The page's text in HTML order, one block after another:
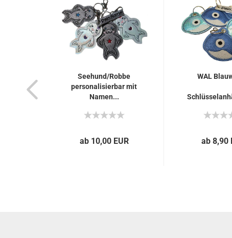
Seehund/Robbe
personalisierbar mit
Namen...
ab 10,00 EUR
WAL
ab 8,90